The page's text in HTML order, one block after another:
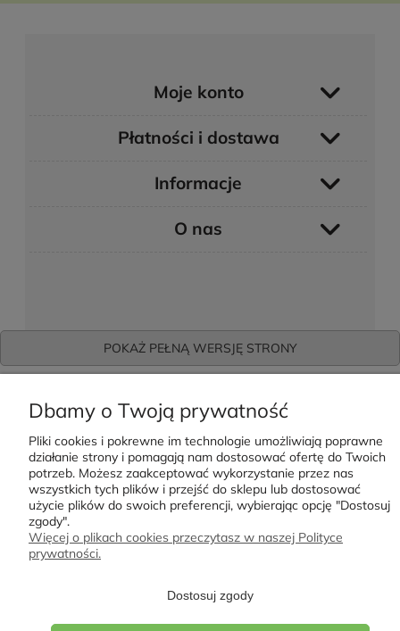
Moje konto
Płatności i dostawa
Informacje
O nas
POKAŻ PEŁNĄ WERSJĘ STRONY
Dbamy o Twoją prywatność
Pliki cookies i pokrewne im technologie umożliwiają poprawne
działanie strony i pomagają nam dostosować ofertę do Twoich
potrzeb. Możesz zaakceptować wykorzystanie przez nas
wszystkich tych plików i przejść do sklepu lub dostosować
użycie plików do swoich preferencji, wybierając opcję "Dostosuj
zgody".
Więcej o plikach cookies przeczytasz w naszej Polityce
prywatności.
Dostosuj zgody